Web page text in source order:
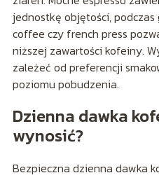
jednostkę objętości,
coffee czy french press
niższej zawartości kofeiny.
zależeć od preferencji
poziomu pobudzenia.
Dzienna dawka
wynosić?
Bezpieczna dzienna dawka